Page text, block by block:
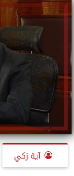
آية زكي